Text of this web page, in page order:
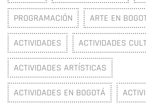
PROGRAMACIÓN ARTE EN
ACTIVIDADES ACTIVIDADES
ACTIVIDADES ARTÍSTICAS
ACTIVIDADES EN BOGOTÁ